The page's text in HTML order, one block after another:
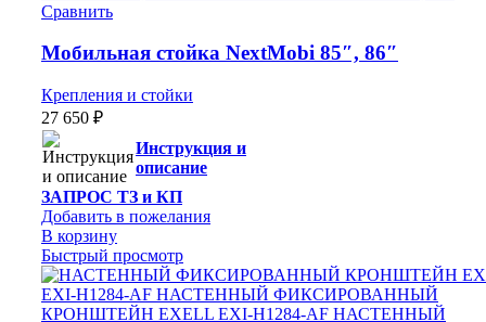
Сравнить
Мобильная стойка NextMobi 85″, 86″
Крепления и стойки
27 650 ₽
Инструкция и
описание
ЗАПРОС ТЗ и КП
Добавить в пожелания
В корзину
Быстрый просмотр